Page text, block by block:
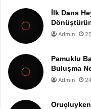
İlk Dans
Admin
Pamuklu
Buluşma
Admin